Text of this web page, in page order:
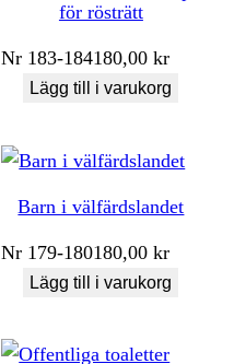
för rösträtt
Nr 183-184180,00kr
Lägg till i varukorg
Barn i välfärdslandet
Nr 179-180180,00kr
Lägg till i varukorg